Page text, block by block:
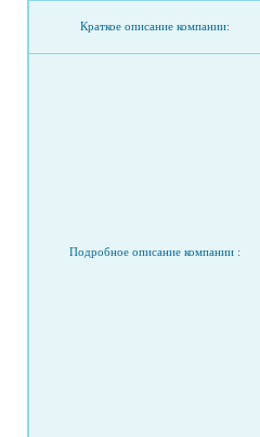
Краткое описание компании:
Подробное описание компании :